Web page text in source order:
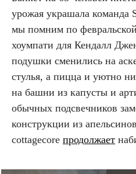
урожая украшала команда
мы помним по февральской
хоумпати для Кендалл
подушки сменились на
стулья, а пицца и уютно
на башни из капусты и
обычных подсвечников
конструкции из
cottagecore продолжает